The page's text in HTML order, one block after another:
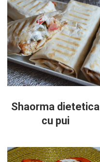
Shaorma dietetica
cu pui